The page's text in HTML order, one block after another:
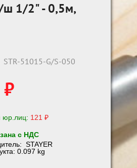
ш 1/2" - 0,5м,
STR-51015-G/S-050
юр.лиц: 121 ₽
с НДС
STAYER
0.097 kg